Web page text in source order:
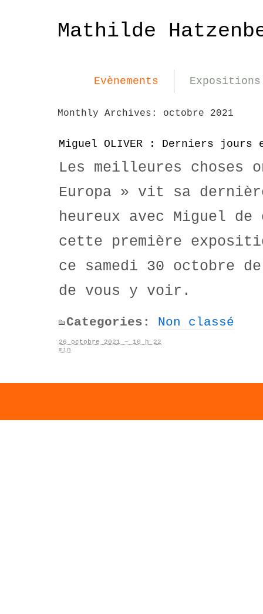
Mathilde
Evènements Expositions
Monthly Archives: octobre 2021
Miguel OLIVER : Derniers
Les meilleures
Europa » vit sa
heureux avec Miguel
cette première
ce samedi 30 octobre
de vous y voir.
Categories: Non classé
26 octobre 2021 – 10 h 22
min